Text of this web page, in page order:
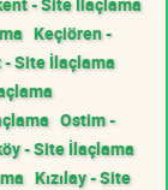
Keçiören -
- Site İlaçlama
Ostim -
- Site İlaçlama
Kızılay - Site